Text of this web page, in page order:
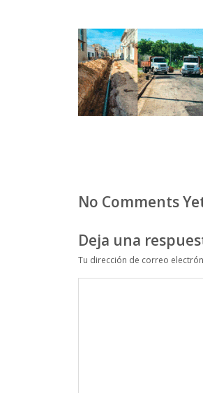
No Comments
Deja una
Tu dirección de correo